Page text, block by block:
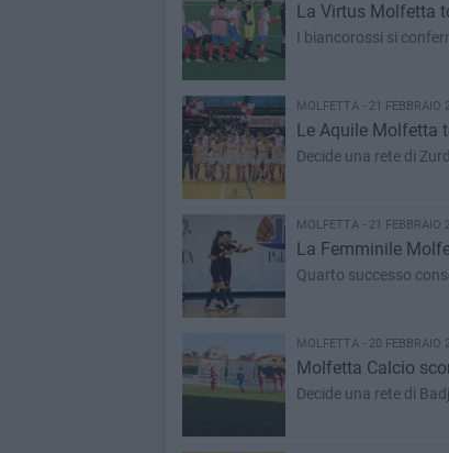
La Virtus Molfetta
I biancorossi si
MOLFETTA - 21 FEBBRAIO
Le Aquile Molfetta
Decide una rete di
MOLFETTA - 21 FEBBRAIO
La Femminile
Quarto successo
MOLFETTA - 20 FEBBRAIO
Molfetta Calcio
Decide una rete di